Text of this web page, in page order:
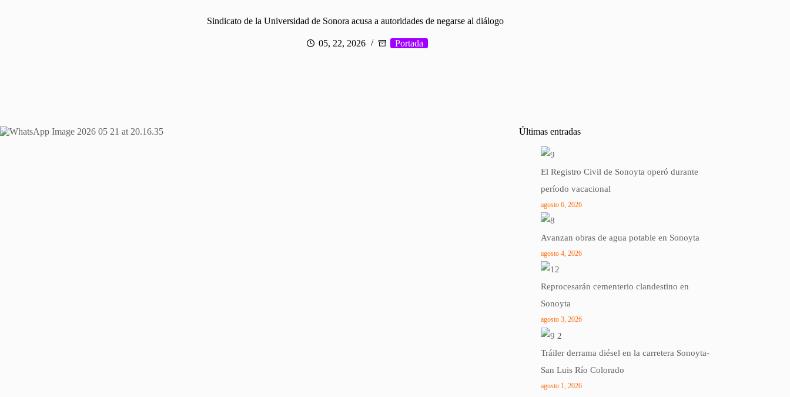
Sindicato de la Universidad de Sonora acusa a autoridades de negarse al diálogo
05, 22, 2026 Portada
Últimas entradas
El Registro Civil de Sonoyta operó durante
período vacacional
agosto 6, 2026
Avanzan obras de agua potable en Sonoyta
agosto 4, 2026
Reprocesarán cementerio clandestino en
Sonoyta
agosto 3, 2026
Tráiler derrama diésel en la carretera Sonoyta-
San Luis Río Colorado
agosto 1, 2026